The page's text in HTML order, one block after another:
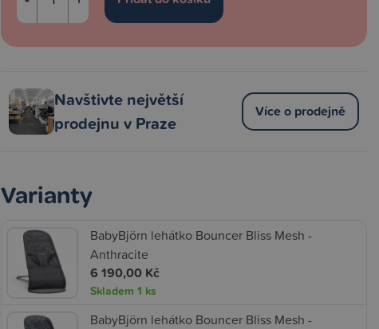
Navštivte největší
prodejnu v Praze
Více o prodejně
Varianty
BabyBjörn lehátko Bouncer Bliss Mesh -
Anthracite
6 190,00 Kč
Skladem 1 ks
BabyBjörn lehátko Bouncer Bliss Mesh -